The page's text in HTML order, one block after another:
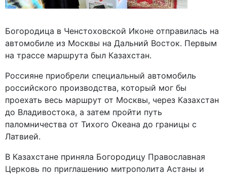
Богородица в Ченстоховской Иконе отправилась на
автомобиле из Москвы на Дальний Восток. Первым
на трассе маршрута был Казахстан.
Россияне приобрели специальный автомобиль
российского производства, который мог бы
проехать весь маршрут от Москвы, через Казахстан
до Владивостока, а затем пройти путь
паломничества от Тихого Океана до границы с
Латвией.
В Казахстане приняла Богородицу Православная
Церковь по приглашению митрополита Астаны и